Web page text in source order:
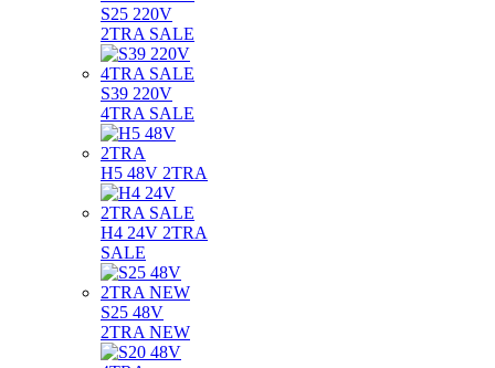
S25 220V
2TRA SALE
S39 220V
4TRA SALE
H5 48V 2TRA
H4 24V 2TRA
SALE
S25 48V
2TRA NEW